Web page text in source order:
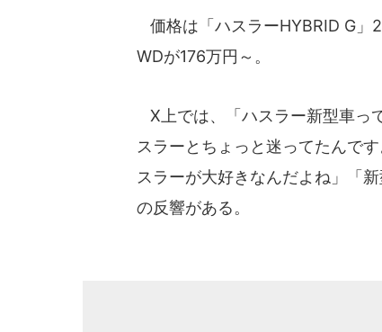
価格は「ハスラーHYBRID G」
WDが176万円～。
X上では、「ハスラー新型車っ
スラーとちょっと迷ってたんで
スラーが大好きなんだよね」「
の反響がある。